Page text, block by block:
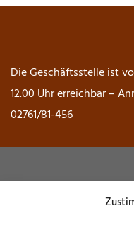
Die Geschäftsstelle ist
12.00 Uhr erreichbar –
02761/81-456